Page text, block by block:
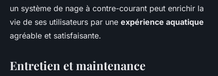
un système de nage à contre-courant peut enrichir la
vie de ses utilisateurs par une expérience aquatique
agréable et satisfaisante.
Entretien et maintenance